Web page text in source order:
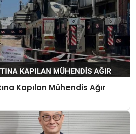
Kapılan Mühendis Ağır